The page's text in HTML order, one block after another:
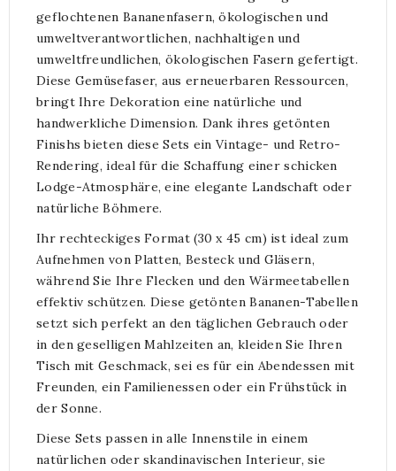
geflochtenen Bananenfasern, ökologischen und
umweltverantwortlichen, nachhaltigen und
umweltfreundlichen, ökologischen Fasern gefertigt.
Diese Gemüsefaser, aus erneuerbaren Ressourcen,
bringt Ihre Dekoration eine natürliche und
handwerkliche Dimension. Dank ihres getönten
Finishs bieten diese Sets ein Vintage- und Retro-
Rendering, ideal für die Schaffung einer schicken
Lodge-Atmosphäre, eine elegante Landschaft oder
natürliche Böhmere.
Ihr rechteckiges Format (30 x 45 cm) ist ideal zum
Aufnehmen von Platten, Besteck und Gläsern,
während Sie Ihre Flecken und den Wärmeetabellen
effektiv schützen. Diese getönten Bananen-Tabellen
setzt sich perfekt an den täglichen Gebrauch oder
in den geselligen Mahlzeiten an, kleiden Sie Ihren
Tisch mit Geschmack, sei es für ein Abendessen mit
Freunden, ein Familienessen oder ein Frühstück in
der Sonne.
Diese Sets passen in alle Innenstile in einem
natürlichen oder skandinavischen Interieur, sie